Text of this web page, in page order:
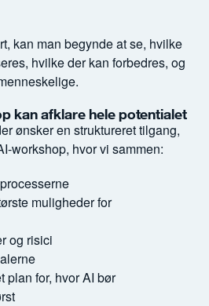
kan man begynde at se, hvilke
hvilke der kan forbedres, og
kan afklare hele potentialet
ønsker en struktureret tilgang,
workshop, hvor vi sammen:
muligheder for
og risici
plan for, hvor AI bør